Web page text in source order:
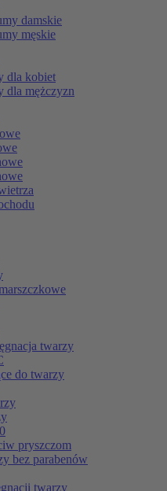
damskie
męskie
dla kobiet
dla mężczyzn
twarzy
do twarzy
pryszczom
bez parabenów
twarzy